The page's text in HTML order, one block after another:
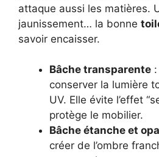
attaque aussi les matières.
jaunissement… la bonne
savoir encaisser.
Bâche transparente
conserver la lumière
UV. Elle évite l’effet
protège le mobilier.
Bâche étanche et
créer de l’ombre